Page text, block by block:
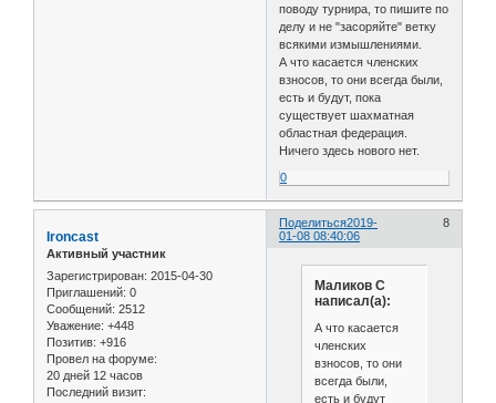
поводу турнира, то пишите по
делу и не "засоряйте" ветку
всякими измышлениями.
А что касается членских
взносов, то они всегда были,
есть и будут, пока
существует шахматная
областная федерация.
Ничего здесь нового нет.
0
Поделиться 8
2019-
01-08 08:40:06
Ironcast
Активный участник
Зарегистрирован: 2015-04-30
Приглашений: 0
Сообщений: 2512
Уважение: +448
Позитив: +916
Провел на форуме:
20 дней 12 часов
Последний визит:
Маликов С
написал(а):
А что касается
членских
взносов, то они
всегда были,
есть и будут